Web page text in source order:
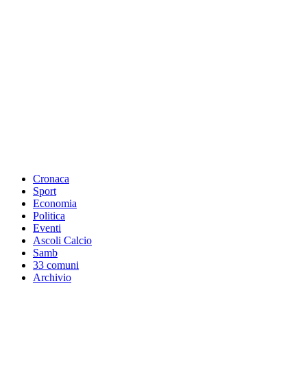
Cronaca
Sport
Economia
Politica
Eventi
Ascoli Calcio
Samb
33 comuni
Archivio